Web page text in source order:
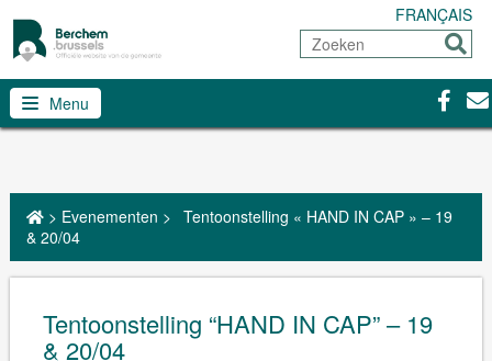
FRANÇAIS
Zoeken
Sturen
Menu
> Evenementen > Tentoonstelling « HAND IN CAP » – 19
& 20/04
Tentoonstelling “HAND IN CAP” – 19
& 20/04